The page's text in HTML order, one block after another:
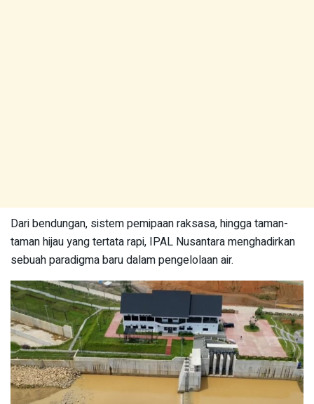
Dari bendungan, sistem pemipaan raksasa, hingga taman-
taman hijau yang tertata rapi, IPAL Nusantara menghadirkan
sebuah paradigma baru dalam pengelolaan air.